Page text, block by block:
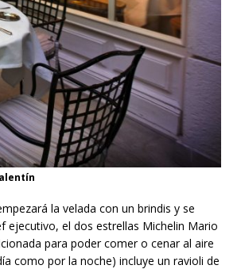
la velada con un brindis y se
ejecutivo, el dos estrellas Michelin Mario
para poder comer o cenar al aire
como por la noche) incluye un ravioli de